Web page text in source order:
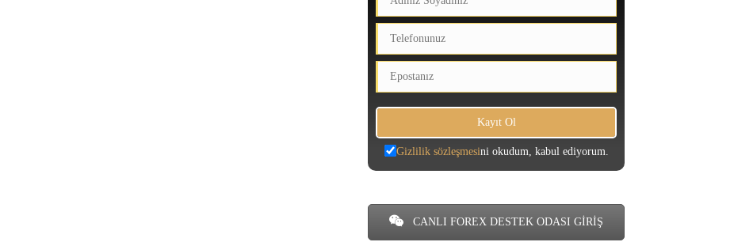
Gizlilik sözleşmesini okudum, kabul ediyorum.
CANLI FOREX DESTEK ODASI GİRİŞ